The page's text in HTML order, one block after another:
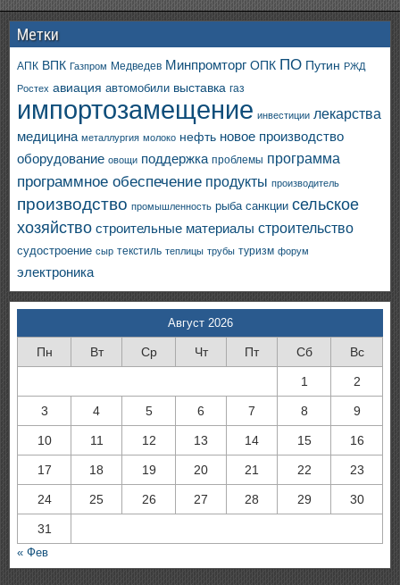
Метки
АПК ВПК Газпром Медведев Минпромторг ОПК ПО Путин РЖД
Ростех авиация автомобили выставка газ
импортозамещение инвестиции лекарства
медицина металлургия молоко нефть новое производство
оборудование овощи поддержка проблемы программа
программное обеспечение продукты производитель
производство промышленность рыба санкции сельское
хозяйство строительные материалы строительство
судостроение сыр текстиль теплицы трубы туризм форум
электроника
Август 2026
Пн Вт Ср Чт Пт Сб Вс
1 2
3 4 5 6 7 8 9
10 11 12 13 14 15 16
17 18 19 20 21 22 23
24 25 26 27 28 29 30
31
« Фев